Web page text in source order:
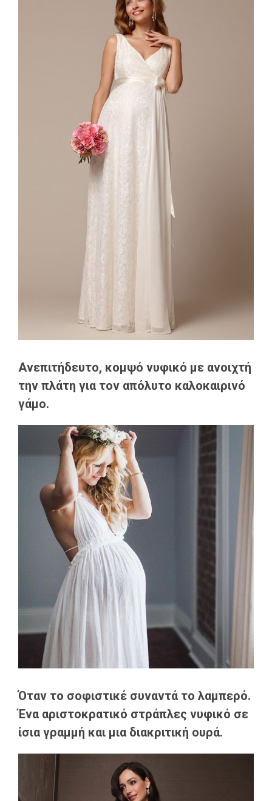
Ανεπιτήδευτο, κομψό νυφικό με ανοιχτή
την πλάτη για τον απόλυτο καλοκαιρινό
γάμο.
Όταν το σοφιστικέ συναντά το λαμπερό.
Ένα αριστοκρατικό στράπλες νυφικό σε
ίσια γραμμή και μια διακριτική ουρά.